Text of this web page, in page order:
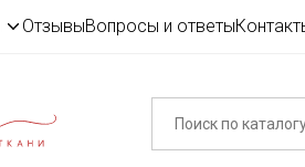
ОтзывыВопросы и ответы